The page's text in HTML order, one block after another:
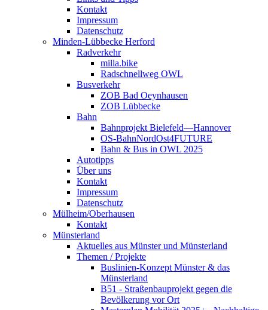
Kontakt
Impressum
Datenschutz
Minden-Lübbecke Herford
Radverkehr
milla.bike
Radschnellweg OWL
Busverkehr
ZOB Bad Oeynhausen
ZOB Lübbecke
Bahn
Bahnprojekt Bielefeld—Hannover
OS-BahnNordOst4FUTURE
Bahn & Bus in OWL 2025
Autotipps
Über uns
Kontakt
Impressum
Datenschutz
Mülheim/Oberhausen
Kontakt
Münsterland
Aktuelles aus Münster und Münsterland
Themen / Projekte
Buslinien-Konzept Münster & das
Münsterland
B51 - Straßenbauprojekt gegen die
Bevölkerung vor Ort